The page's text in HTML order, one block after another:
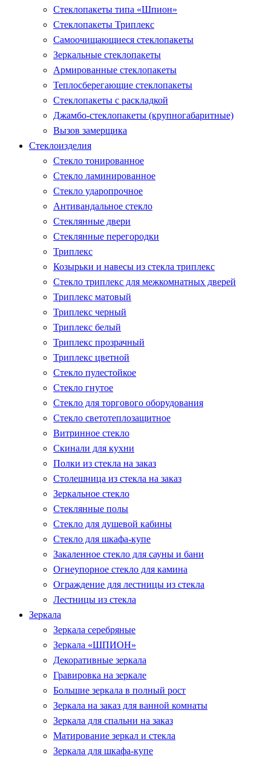
Стеклопакеты типа «Шпион»
Стеклопакеты Триплекс
Самоочищающиеся стеклопакеты
Зеркальные стеклопакеты
Армированные стеклопакеты
Теплосберегающие стеклопакеты
Стеклопакеты с раскладкой
Джамбо-стеклопакеты (крупногабаритные)
Вызов замерщика
Стеклоизделия
Стекло тонированное
Стекло ламинированное
Стекло ударопрочное
Антивандальное стекло
Стеклянные двери
Стеклянные перегородки
Триплекс
Козырьки и навесы из стекла триплекс
Стекло триплекс для межкомнатных дверей
Триплекс матовый
Триплекс черный
Триплекс белый
Триплекс прозрачный
Триплекс цветной
Стекло пулестойкое
Стекло гнутое
Стекло для торгового оборудования
Стекло светотеплозащитное
Витринное стекло
Скинали для кухни
Полки из стекла на заказ
Столешница из стекла на заказ
Зеркальное стекло
Стеклянные полы
Стекло для душевой кабины
Стекло для шкафа-купе
Закаленное стекло для сауны и бани
Огнеупорное стекло для камина
Ограждение для лестницы из стекла
Лестницы из стекла
Зеркала
Зеркала серебряные
Зеркала «ШПИОН»
Декоративные зеркала
Гравировка на зеркале
Большие зеркала в полный рост
Зеркала на заказ для ванной комнаты
Зеркала для спальни на заказ
Матирование зеркал и стекла
Зеркала для шкафа-купе